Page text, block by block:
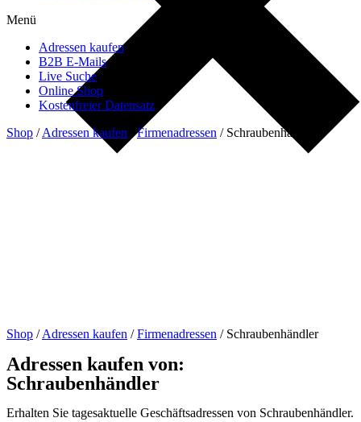
Menü
Adressen kaufen
B2B E-Mails
Live Suche
Online Shop
Kostenfreier Datensatz
Shop /Adressen kaufen /Firmenadressen / Schraubenhändler
Shop /Adressen kaufen /Firmenadressen / Schraubenhändler
Adressen kaufen von:
Schraubenhändler
Erhalten Sie tagesaktuelle Geschäftsadressen von Schraubenhändler.